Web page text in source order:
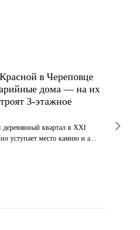
в Череповце
дома — на их
3-этажное
деревянный квартал в XXI
уступает место камню и а...
Почему